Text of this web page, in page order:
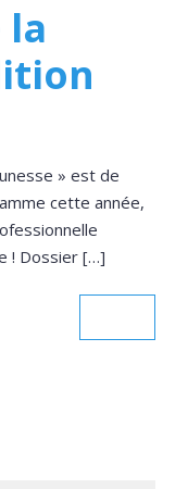
la
» est de
cette année,
! Dossier […]